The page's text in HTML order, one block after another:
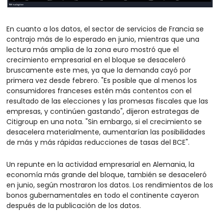
En cuanto a los datos, el sector de servicios de Francia se
contrajo más de lo esperado en junio, mientras que una
lectura más amplia de la zona euro mostró que el
crecimiento empresarial en el bloque se desaceleró
bruscamente este mes, ya que la demanda cayó por
primera vez desde febrero. "Es posible que al menos los
consumidores franceses estén más contentos con el
resultado de las elecciones y las promesas fiscales que las
empresas, y continúen gastando", dijeron estrategas de
Citigroup en una nota. "Sin embargo, si el crecimiento se
desacelera materialmente, aumentarían las posibilidades
de más y más rápidas reducciones de tasas del BCE".
Un repunte en la actividad empresarial en Alemania, la
economía más grande del bloque, también se desaceleró
en junio, según mostraron los datos. Los rendimientos de los
bonos gubernamentales en todo el continente cayeron
después de la publicación de los datos.